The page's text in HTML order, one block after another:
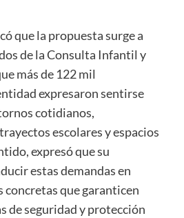
que la propuesta surge a
de la Consulta Infantil y
más de 122 mil
expresaron sentirse
cotidianos,
escolares y espacios
expresó que su
estas demandas en
concretas que garanticen
de seguridad y protección